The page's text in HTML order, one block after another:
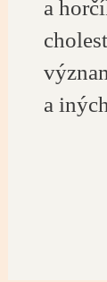
a
a